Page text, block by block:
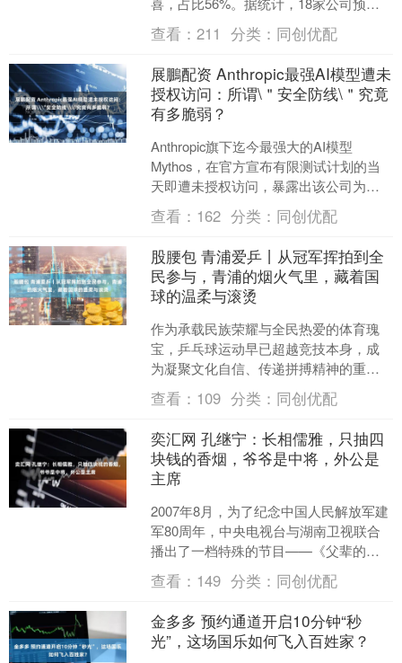
上半年净利润扭亏为盈，有11家公司由
盈转亏，....
查看：211 分类： 同创优配
展鵬配资 Anthropic最强AI模型遭未
授权访问：所谓\＂安全防线\＂究竟
有多脆弱？
Anthropic旗下迄今最强大的AI模型
Mythos，在官方宣布有限测试计划的当
天即遭未授权访问，暴露出该公司为防
范危险技术扩散而精心构建的安全管控
体系存在明....
查看： 162 分类： 同创优配
股腰包 青浦爱乒丨从冠军挥拍到全
民参与，青浦的烟火气里，藏着国
球的温柔与滚烫
作为承载民族荣耀与全民热爱的体育瑰
宝，乒乓球运动早已超越竞技本身，成
为凝聚文化自信、传递拼搏精神的重要
载体。在青浦这片充满活力与底蕴的热
土上，国球精神代代相传、....
查看： 109 分类： 同创优配
奕汇网 孔继宁：长相儒雅，只抽四
块钱的香烟，爷爷是中将，外公是
主席
2007年8月，为了纪念中国人民解放军建
军80周年，中央电视台与湖南卫视联合
播出了一档特殊的节目——《父辈的战
争岁月》。这档节目不仅回顾了历史的
风云岁月，还聚焦....
查看： 149 分类： 同创优配
金多多 预约通道开启10分钟“秒
光”，这场国乐如何飞入百姓家？